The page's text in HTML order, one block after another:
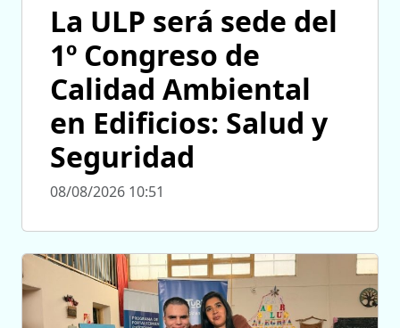
La ULP será sede del
1º Congreso de
Calidad Ambiental
en Edificios: Salud y
Seguridad
08/08/2026 10:51